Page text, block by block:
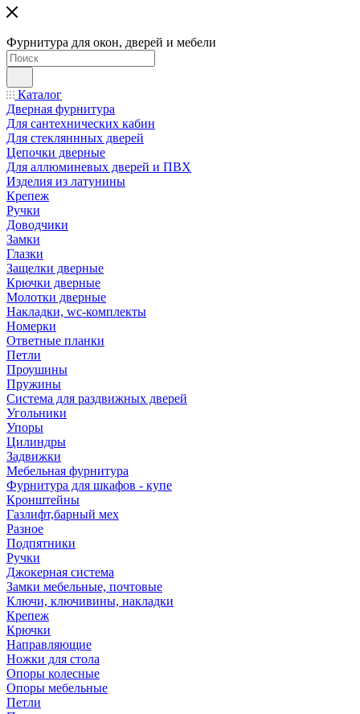
Фурнитура для окон, дверей и мебели
Каталог
Дверная фурнитура
Для сантехнических кабин
Для стекляннных дверей
Цепочки дверные
Для аллюминевых дверей и ПВХ
Изделия из латунины
Крепеж
Ручки
Доводчики
Замки
Глазки
Защелки дверные
Крючки дверные
Молотки дверные
Накладки, wc-комплекты
Номерки
Ответные планки
Петли
Проушины
Пружины
Система для раздвижных дверей
Угольники
Упоры
Цилиндры
Задвижки
Мебельная фурнитура
Фурнитура для шкафов - купе
Кронштейны
Газлифт,барный мех
Разное
Подпятники
Ручки
Джокерная система
Замки мебельные, почтовые
Ключи, ключивины, накладки
Крепеж
Крючки
Направляющие
Ножки для стола
Опоры колесные
Опоры мебельные
Петли